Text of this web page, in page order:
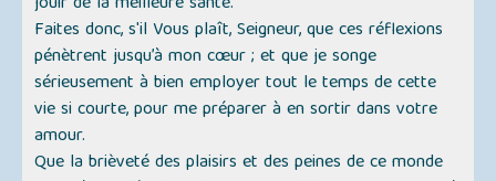
Faites donc, s'il Vous plaît, Seigneur, que ces réflexions
pénètrent jusqu’à mon cœur ; et que je songe
sérieusement à bien employer tout le temps de cette
vie si courte, pour me préparer à en sortir dans votre
amour.
Que la brièveté des plaisirs et des peines de ce monde